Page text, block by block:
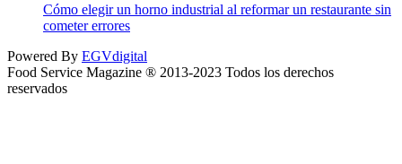
Cómo elegir un horno industrial al reformar un restaurante sin
cometer errores
Powered By EGVdigital
Food Service Magazine ® 2013-2023 Todos los derechos
reservados